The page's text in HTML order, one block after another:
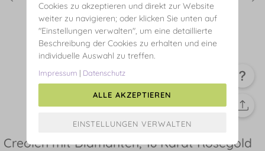
Creolen mit Diamanten, 18 Karat Rosegold
Cookies zu akzeptieren und direkt zur Website
weiter zu navigieren; oder klicken Sie unten auf
"Einstellungen verwalten", um eine detaillierte
Beschreibung der Cookies zu erhalten und eine
individuelle Auswahl zu treffen.
Impressum | Datenschutz
ALLE AKZEPTIEREN